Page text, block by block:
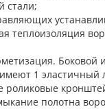
стали;
теплоизоляция
Боковой
1 эластичный
роликовые
полотна